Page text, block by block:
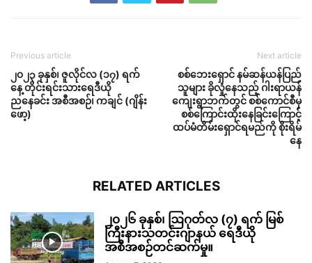
Previous article
၂၀၂၃ ခုနှစ်၊ ဇူလိုင်လ (၁၇) ရက်
နေ့ တိုင်းရင်းသားရေဒီယို
ညနေခင်း အစီအစဉ်၊ ကချင် (ဂျိန်း
ဖော့)
Next article
စစ်ဘေးရှောင် နမ်ဆန်ယန်ပြည်
သူများ ခိုလှုံနေသည့် ဂါးရာယန်
ကျေးရွာဘက်တွင် စစ်ကောင်စီမှ
စစ်ကြောင်းထိုးနေခြင်းကြောင့်
ထပ်မံတိမ်းရှောင်ရမည်ကို စိုးရိမ်
နေ
RELATED ARTICLES
၂၀၂၆ ခုနှစ်၊ ဩဂုတ်လ (၇) ရက် မြစ်
ကြီးနားသတင်းဂျာနယ် ရေဒီယို
အစီအစဉ်တင်ဆက်မှု။